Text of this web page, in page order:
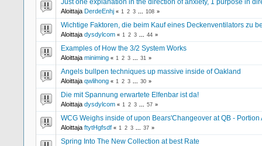
Aloittaja DerdeEnhj « 1 2 3 108 »
Wichtige Faktoren, die beim Kauf eines Deckenventilators zu
Aloittaja dysdylcom « 1 2 3 44 »
Examples of How the 3/2 System Works
Aloittaja miniming « 1 2 3 31 »
Angels bullpen techniques up massive inside of Oakland
Aloittaja qwlihong « 1 2 3 30 »
Die mit Spannung erwartete Elfenbar ist da!
Aloittaja dysdylcom « 1 2 3 57 »
WCG Weighs inside of upon Bears'Changeover at QB - Portion
Aloittaja ftytHgfsdf « 1 2 3 37 »
Spring Into The New Collection at best Rate